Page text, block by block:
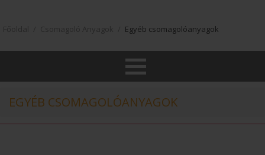
Egyéb csomagolóanyagok
EGYÉB CSOMAGOLÓANYAGOK